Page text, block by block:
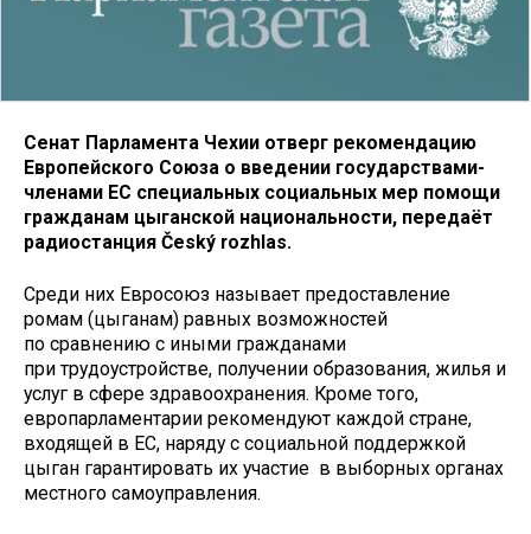
Сенат Парламента Чехии отверг рекомендацию
Европейского Союза о введении государствами-
членами ЕС специальных социальных мер помощи
гражданам цыганской национальности, передаёт
радиостанция Český rozhlas.
Среди них Евросоюз называет предоставление
ромам (цыганам) равных возможностей
по сравнению с иными гражданами
при трудоустройстве, получении образования, жилья и
услуг в сфере здравоохранения. Кроме того,
европарламентарии рекомендуют каждой стране,
входящей в ЕС, наряду с социальной поддержкой
цыган гарантировать их участие в выборных органах
местного самоуправления.